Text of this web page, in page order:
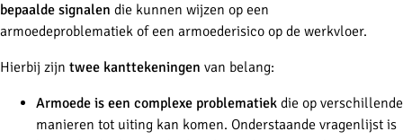
bepaalde signalen die kunnen wijzen op een
armoedeproblematiek of een armoederisico op de werkvloer.
Hierbij zijn twee kanttekeningen van belang:
Armoede is een complexe problematiek die op verschillende
manieren tot uiting kan komen. Onderstaande vragenlijst is